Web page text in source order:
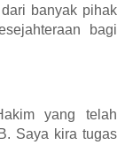
banyak pihak
bagi
yang telah
Saya kira tugas